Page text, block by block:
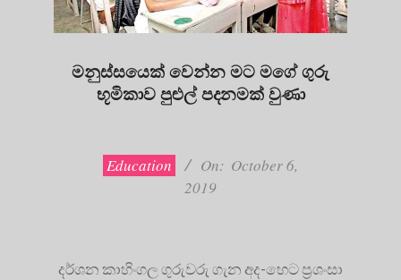
මනුස්සයෙක් වෙන්න මට මගේ ගුරු
භූමිකාව පුළුල් පදනමක් වුණා
Education On: October 6,
2019
දර්ශන කාහිංගල ගුරුවරු ගැන අද-හෙට ප්‍රශංසා